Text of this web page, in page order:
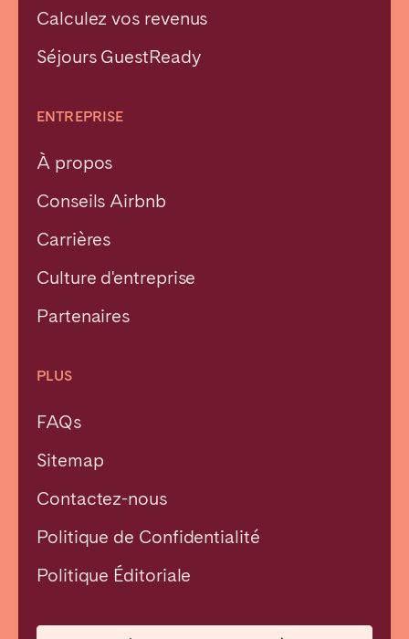
Calculez vos revenus
Séjours GuestReady
ENTREPRISE
À propos
Conseils Airbnb
Carrières
Culture d'entreprise
Partenaires
PLUS
FAQs
Sitemap
Contactez-nous
Politique de Confidentialité
Politique Éditoriale
Choisir la langue